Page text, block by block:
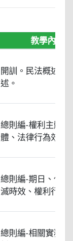
教學內容
開訓。民法概述、
述。
總則編-權利主體及
體、法律行為效力
總則編-期日、代理
滅時效、權利行使
總則編-相關實務案